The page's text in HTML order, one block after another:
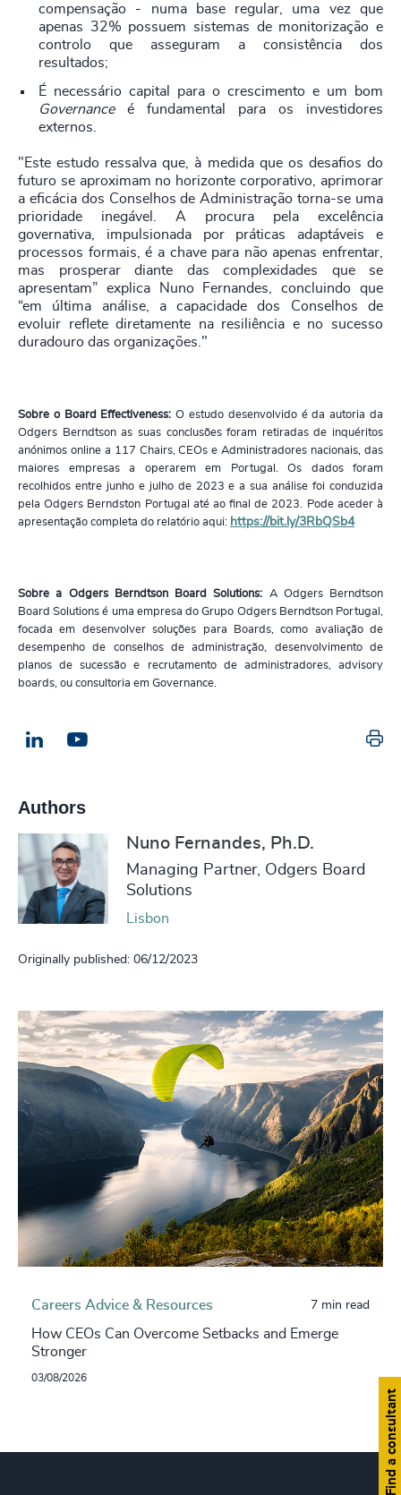
compensação - numa base regular, uma vez que
apenas 32% possuem sistemas de monitorização e
controlo que asseguram a consistência dos
resultados;
É necessário capital para o crescimento e um bom
Governanceé fundamental para os investidores
externos.
"Este estudo ressalva que, à medida que os desafios do
futuro se aproximam no horizonte corporativo, aprimorar
a eficácia dos Conselhos de Administração torna-se uma
prioridade inegável. A procura pela excelência
governativa, impulsionada por práticas adaptáveis e
processos formais, é a chave para não apenas enfrentar,
mas prosperar diante das complexidades que se
apresentam” explica Nuno Fernandes, concluindo que
“em última análise, a capacidade dos Conselhos de
evoluir reflete diretamente na resiliência e no sucesso
duradouro das organizações."
Sobre o Board Effectiveness:O estudo desenvolvido é da autoria da
Odgers Berndtson as suas conclusões foram retiradas de inquéritos
anónimos online a 117 Chairs,CEOs e Administradores nacionais,das
maiores empresas a operarem em Portugal. Os dados foram
recolhidos entre junho e julho de 2023 e a sua análise foi conduzida
pela Odgers Berndston Portugal até ao final de 2023. Pode aceder à
apresentação completa do relatório aqui: https://bit.ly/3RbQSb4
Sobre a Odgers Berndtson Board Solutions: A Odgers Berndtson
Board Solutions é uma empresa do Grupo Odgers Berndtson Portugal,
focada em desenvolver soluções para Boards, como avaliação de
desempenho de conselhos de administração, desenvolvimento de
planos de sucessão e recrutamento de administradores, advisory
boards, ou consultoria em Governance.
LinkedIn
Authors
Nuno Fernandes, Ph.D.
Managing Partner, Odgers Board
Solutions
Lisbon
Originally published: 06/12/2023
Careers Advice & Resources 7 min read
How CEOs Can Overcome Setbacks and Emerge
Stronger
03/08/2026
Find a consultant